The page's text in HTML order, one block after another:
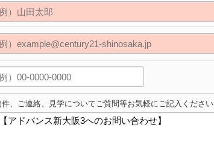
件、ご連絡、見学についてご質問等お気軽にご記入ください